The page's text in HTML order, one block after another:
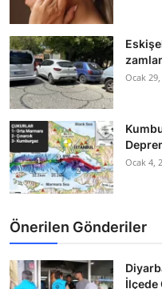
Ocak
Ocak 4,
Önerilen Gönderiler
İlçede